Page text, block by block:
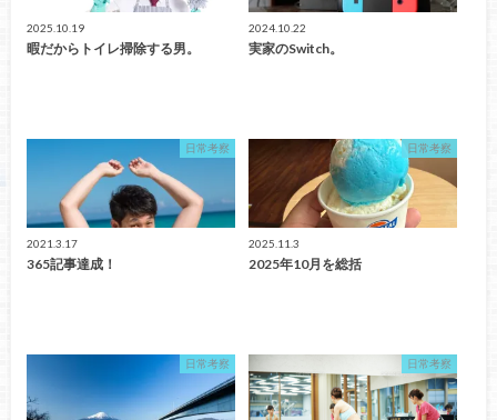
2025.10.19
暇だからトイレ掃除する男。
2024.10.22
実家のSwitch。
日常考察
2021.3.17
365記事達成！
日常考察
2025.11.3
2025年10月を総括
日常考察 日常考察